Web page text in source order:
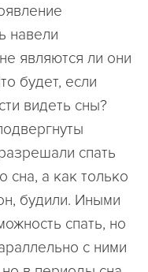
навели
являются ли они
будет, если
видеть сны?
спать
сна, а как только
будили. Иными
спать, но
с ними